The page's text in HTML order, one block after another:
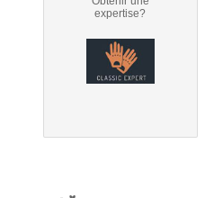
expertise?